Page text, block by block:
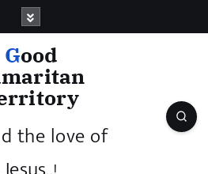
Good
the love of